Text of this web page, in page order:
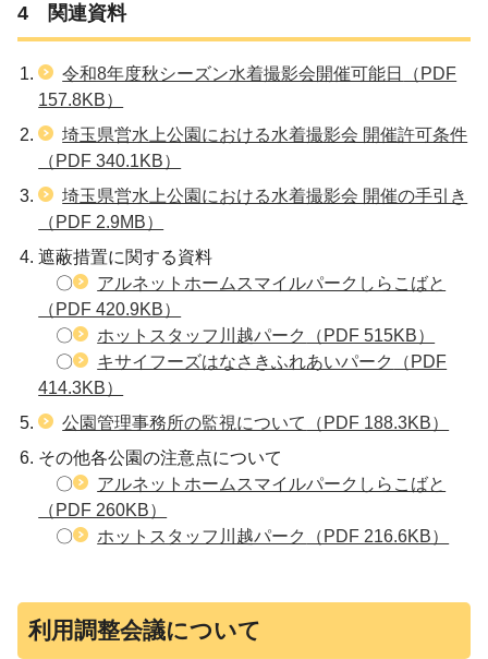
4 関連資料
令和8年度秋シーズン水着撮影会開催可能日
（PDF
157.8KB）
埼玉県営水上公園における水着撮影会 開催許可条件
（PDF 340.1KB）
埼玉県営水上公園における水着撮影会 開催の手引き
（PDF 2.9MB）
遮蔽措置に関する資料
〇
アルネットホームスマイルパークしらこばと
（PDF 420.9KB）
〇
ホットスタッフ川越パーク
（PDF 515KB）
〇
キサイフーズはなさきふれあいパーク
（PDF
414.3KB）
公園管理事務所の監視について
（PDF 188.3KB）
その他各公園の注意点について
〇
アルネットホームスマイルパークしらこばと
（PDF 260KB）
〇
ホットスタッフ川越パーク （PDF 216.6KB）
利用調整会議について